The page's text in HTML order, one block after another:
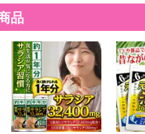
物です。
のスーパーフルーツ」と呼
トシアニンが大変豊富に含
も多く含有しております。
介されるスッキリ成分であ
と呼ばれている注目の果実で
品